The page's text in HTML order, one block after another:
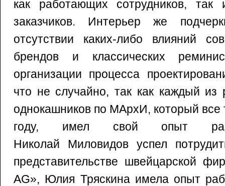
как работающих сотрудников,
заказчиков. Интерьер же
отсутствии каких-либо влияний
брендов и классических
организации процесса
что не случайно, так как каждый из
однокашников по МАрхИ, который все
году, имел свой опыт
Николай Миловидов успел
представительстве швейцарской
AG», Юлия Тряскина имела опыт